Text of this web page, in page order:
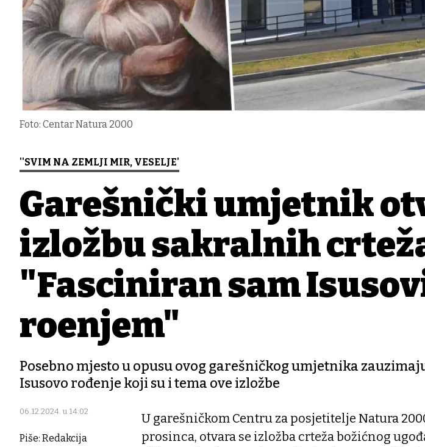
Foto: Centar Natura 2000
''SVIM NA ZEMLJI MIR, VESELJE'
Garešnički umjetnik
izložbu sakralnih
"Fasciniran sam
rođenjem"
Posebno mjesto u opusu ovog garešničkog umjetnika
Isusovo rođenje koji su i tema ove izložbe
06.12.2024. u 14:02
Piše: Redakcija
U garešničkom Centru za posjetitelje Natura
prosinca, otvara se izložba crteža božićnog